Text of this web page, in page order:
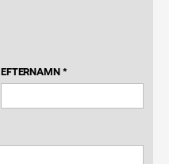
EFTERNAMN *